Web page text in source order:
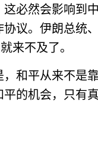
必然会影响到
议。伊朗总统
来不及了。
和平从来不是
的机会，只有